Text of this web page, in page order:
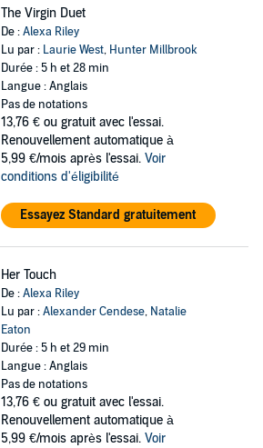
The Virgin Duet
De :Alexa Riley
Lu par : Laurie West, Hunter Millbrook
Durée : 5 h et 28 min
Langue : Anglais
Pas de notations
13,76 € ou gratuit avec l'essai.
Renouvellement automatique à
5,99 €/mois après l'essai. Voir
conditions d'éligibilité
Essayez Standard gratuitement
Her Touch
De :Alexa Riley
Lu par :Alexander Cendese, Natalie
Eaton
Durée : 5 h et 29 min
Langue : Anglais
Pas de notations
13,76 € ou gratuit avec l'essai.
Renouvellement automatique à
5,99 €/mois après l'essai. Voir